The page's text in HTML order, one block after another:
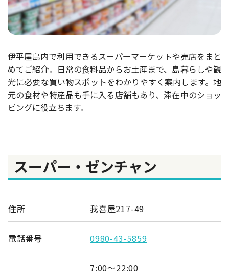
伊平屋島内で利用できるスーパーマーケットや売店をまと
めてご紹介。日常の食料品からお土産まで、島暮らしや観
光に必要な買い物スポットをわかりやすく案内します。地
元の食材や特産品も手に入る店舗もあり、滞在中のショッ
ピングに役立ちます。
スーパー・ゼンチャン
住所 我喜屋217-49
電話番号 0980-43-5859
7:00～22:00